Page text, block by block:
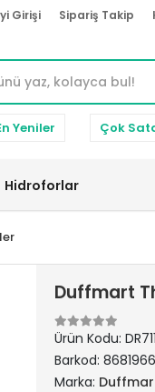
Girişi Sipariş Takip
Yeniler Çok
Hidroforlar
Duffmart
Ürün Kodu:
Barkod:
Marka: